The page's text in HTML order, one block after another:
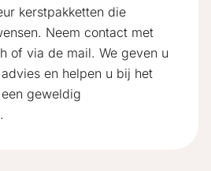
kerstpakketten die
Neem contact met
of via de mail. We geven u
en helpen u bij het
geweldig